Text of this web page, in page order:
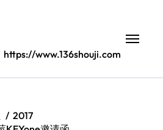
https://www.136shouji.com
2017